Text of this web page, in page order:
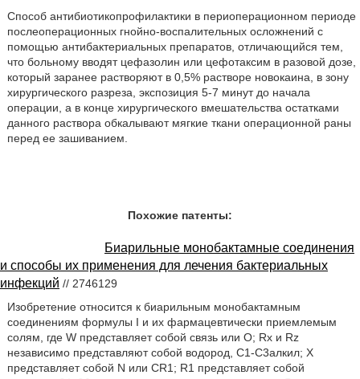
Способ антибиотикопрофилактики в периоперационном периоде
послеоперационных гнойно-воспалительных осложнений с
помощью антибактериальных препаратов, отличающийся тем,
что больному вводят цефазолин или цефотаксим в разовой дозе,
который заранее растворяют в 0,5% растворе новокаина, в зону
хирургического разреза, экспозиция 5-7 минут до начала
операции, а в конце хирургического вмешательства остатками
данного раствора обкалывают мягкие ткани операционной раны
перед ее зашиванием.
Похожие патенты:
Биарильные монобактамные соединения
и способы их применения для лечения бактериальных
инфекций // 2746129
Изобретение относится к биарильным монобактамным
соединениям формулы I и их фармацевтически приемлемым
солям, где W представляет собой связь или O; Rx и Rz
независимо представляют собой водород, C1-C3алкил; X
представляет собой N или CR1; R1 представляет собой